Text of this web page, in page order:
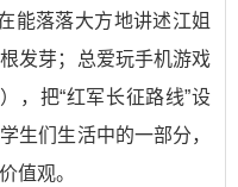
能落落大方地讲述江姐
发芽；总爱玩手机游戏
，把“红军长征路线”设
生们生活中的一部分，
值观。